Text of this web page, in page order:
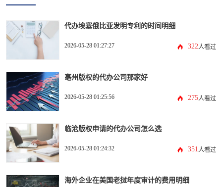
代办埃塞俄比亚发明专利的时间明细
2026-05-28 01:27:27 322人看过
亳州版权的代办公司那家好
2026-05-28 01:25:56 275人看过
临沧版权申请的代办公司怎么选
2026-05-28 01:24:32 351人看过
海外企业在美国老挝年度审计的费用明细